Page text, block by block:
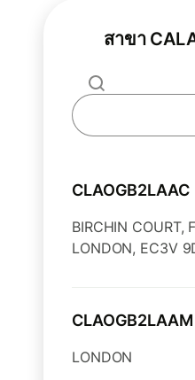
สาขา
CLAOGB2LAAC
BIRCHIN COURT,
LONDON, EC3V
CLAOGB2LAAM
LONDON